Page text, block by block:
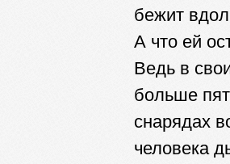
бежит
А что ей
Ведь в
больше
снарядах
человека